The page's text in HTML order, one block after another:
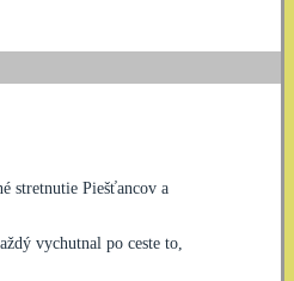
stretnutie Piešťancov a
vychutnal po ceste to,